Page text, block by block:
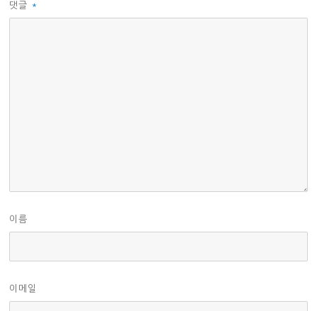
댓글 *
이름
이메일